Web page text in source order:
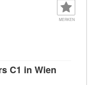
MERKEN
C1 in Wien